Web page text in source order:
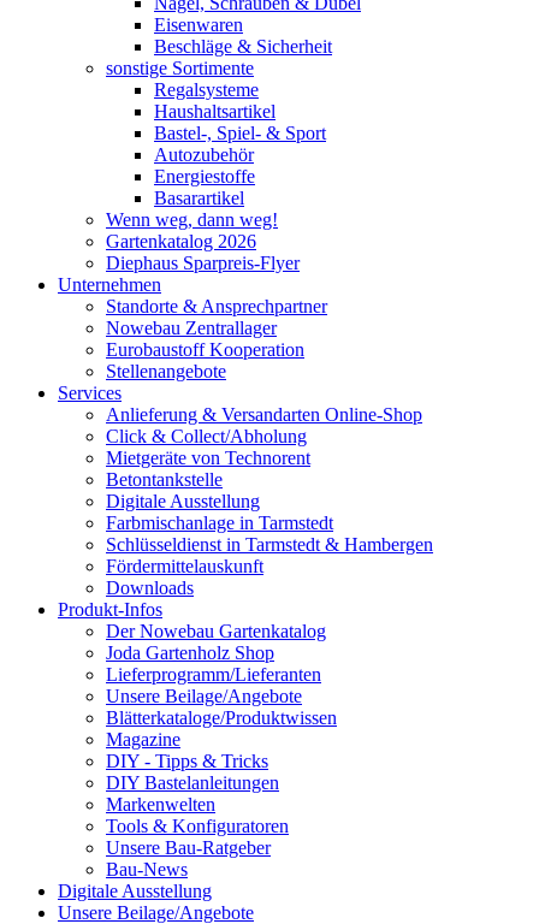
Eisenwaren
Beschläge & Sicherheit
sonstige Sortimente
Regalsysteme
Haushaltsartikel
Bastel-, Spiel- & Sport
Autozubehör
Energiestoffe
Basarartikel
Wenn weg, dann weg!
Gartenkatalog 2026
Diephaus Sparpreis-Flyer
Unternehmen
Standorte & Ansprechpartner
Nowebau Zentrallager
Eurobaustoff Kooperation
Stellenangebote
Services
Anlieferung & Versandarten Online-Shop
Click & Collect/Abholung
Mietgeräte von Technorent
Betontankstelle
Digitale Ausstellung
Farbmischanlage in Tarmstedt
Schlüsseldienst in Tarmstedt & Hambergen
Fördermittelauskunft
Downloads
Produkt-Infos
Der Nowebau Gartenkatalog
Joda Gartenholz Shop
Lieferprogramm/Lieferanten
Unsere Beilage/Angebote
Blätterkataloge/Produktwissen
Magazine
DIY - Tipps & Tricks
DIY Bastelanleitungen
Markenwelten
Tools & Konfiguratoren
Unsere Bau-Ratgeber
Bau-News
Digitale Ausstellung
Unsere Beilage/Angebote